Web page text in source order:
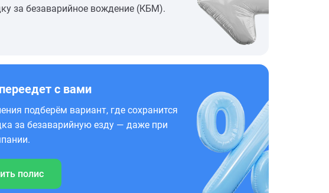
за безаварийное вождение (КБМ).
с вами
подберём вариант, где сохранится
за безаварийную езду — даже при
полис